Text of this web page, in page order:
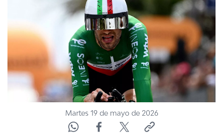
ACTUALIDAD Y TENDENCIAS
CORPORATIVO Y TRANSPARENCIA
CANAL DE DENUNCIAS
ÁREA DE PROYECTOS
Martes 19 de mayo de 2026